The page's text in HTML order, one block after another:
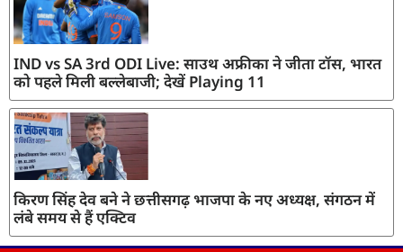
IND vs SA 3rd ODI Live: साउथ अफ्रीका ने जीता टॉस, भारत
को पहले मिली बल्लेबाजी; देखें Playing 11
किरण सिंह देव बने ने छत्तीसगढ़ भाजपा के नए अध्यक्ष, संगठन में
लंबे समय से हैं एक्टिव